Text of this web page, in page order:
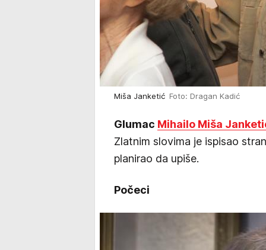
Miša Janketić Foto: Dragan Kadić
Glumac Mihailo Miša
Zlatnim slovima je ispisao
planirao da upiše.
Počeci